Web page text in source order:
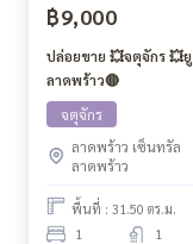
฿9,000
ปล่อยขาย 💥จตุจักร 💥ยู วิภา-
ลาดพร้าว🔴
จตุจักร
ลาดพร้าว เซ็นทรัล
ลาดพร้าว
พื้นที่ : 31.50 ตร.ม.
1 1